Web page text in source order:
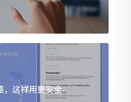
，这样用更安全